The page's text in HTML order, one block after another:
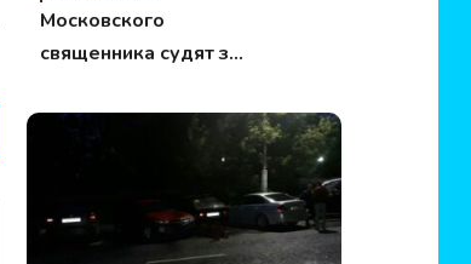
Московского
священника судят за